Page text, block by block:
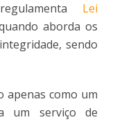
Lei
aborda os
sendo
apenas como um
um serviço de